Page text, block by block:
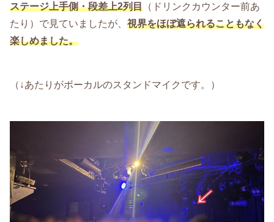
ステージ上手側・段差上2列目 （ドリンクカウンター前あ
たり）で見ていましたが、 視界をほぼ遮られることもなく
楽しめました。
（↓あたりがボーカルのスタンドマイクです。）